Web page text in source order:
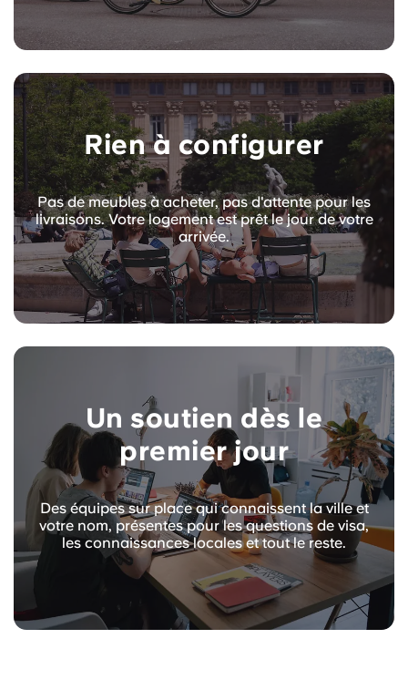
Rien à configurer
Pas de meubles à acheter, pas d'attente pour les
livraisons. Votre logement est prêt le jour de votre
arrivée.
Un soutien dès le
premier jour
Des équipes sur place qui connaissent la ville et
votre nom, présentes pour les questions de visa,
les connaissances locales et tout le reste.